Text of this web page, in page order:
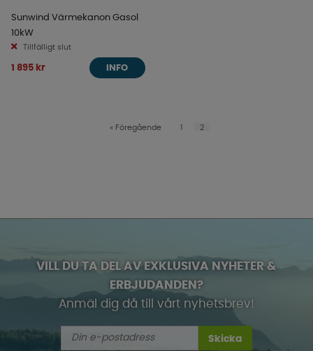
Sunwind Värmekanon Gasol
10kW
Tillfälligt slut
1 895 kr INFO
« Föregående 1 2
VILL DU TA DEL AV EXKLUSIVA NYHETER &
ERBJUDANDEN?
Anmäl dig då till vårt nyhetsbrev!
Skicka